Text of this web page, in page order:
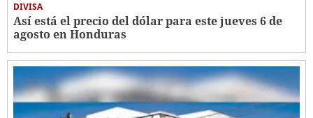
DIVISA
Así está el precio del dólar para este jueves 6 de
agosto en Honduras